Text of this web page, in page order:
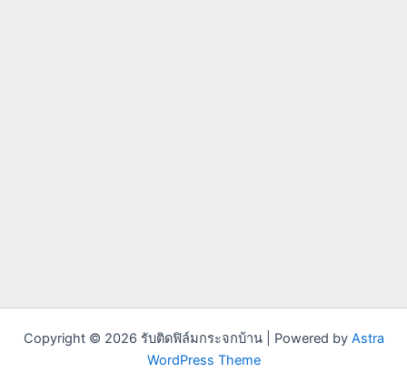
Copyright © 2026 รับติดฟิล์มกระจกบ้าน | Powered by Astra
WordPress Theme